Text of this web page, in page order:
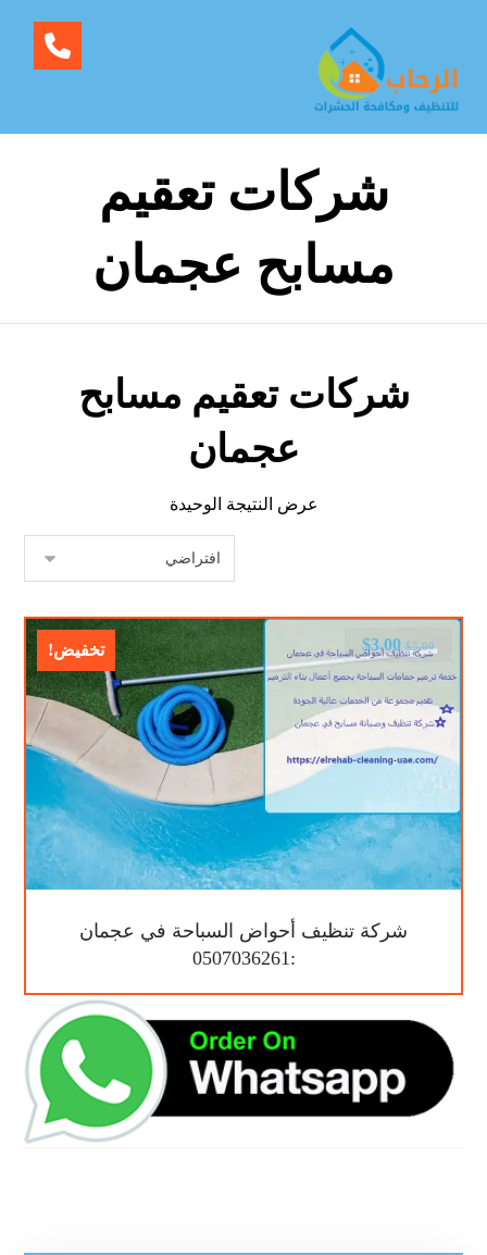
شركات تعقيم
مسابح عجمان
شركات تعقيم مسابح
عجمان
عرض النتيجة الوحيدة
تخفيض!
شركة تنظيف أحواض السباحة في عجمان
:0507036261
$5.00
$3.00